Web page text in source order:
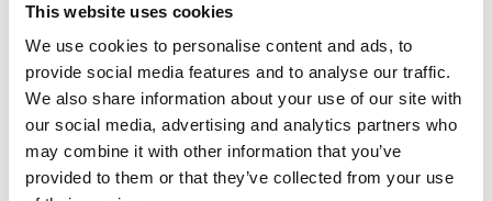
This website uses cookies
We use cookies to personalise content and ads, to
provide social media features and to analyse our traffic.
We also share information about your use of our site with
our social media, advertising and analytics partners who
may combine it with other information that you’ve
provided to them or that they’ve collected from your use
nebeneinander in den Ofen passen.
Den Kamm der Länge nach durchschneiden und die beiden Stücke
Fleisch trockentupfen sowie mit Salz und Pfeffer würzen. Eine
Pfanne auf hoher Stufe erhitzen, darin die Fleischstücke auf der
Fettseite anbraten und sie dann in einer ofenfesten Form in die
Mitte des auf 180 Grad vorgeheizten Backofens stellen sowie ca.